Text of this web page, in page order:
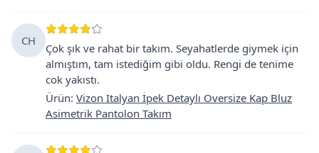
CH
Çok şık ve rahat bir takım. Seyahatlerde giymek için
almıştım, tam istediğim gibi oldu. Rengi de tenime
cok yakıstı.
Ürün: Vizon Italyan İpek Detaylı Oversize Kap Bluz
Asimetrik Pantolon Takım